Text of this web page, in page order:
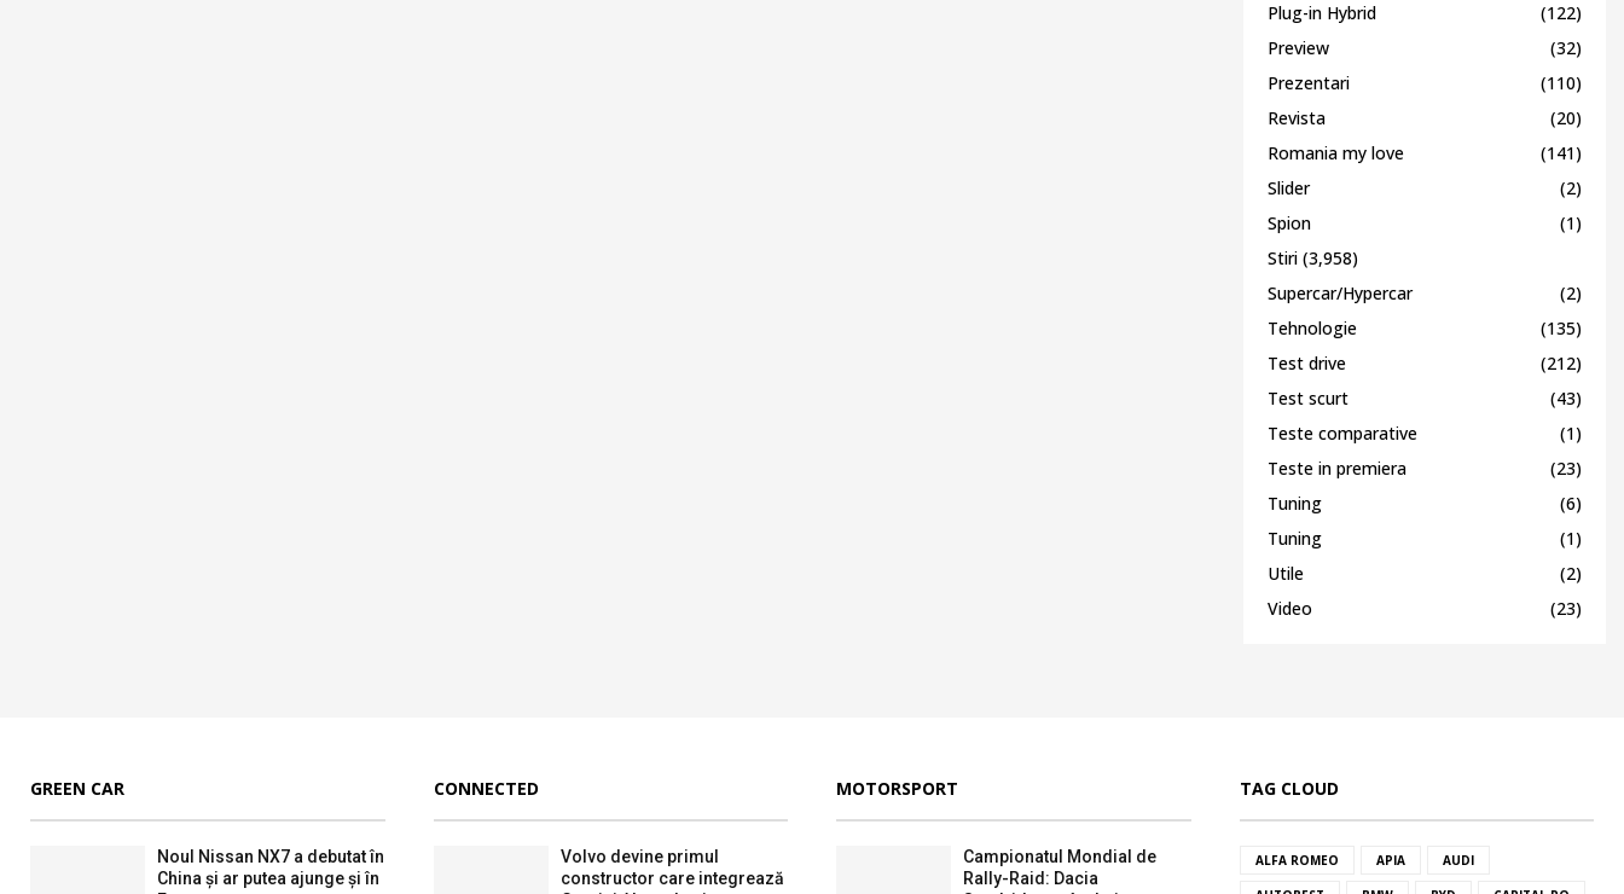
Plug-in Hybrid
(122)
Preview
(32)
Prezentari
(110)
Revista
(20)
Romania my love
(141)
Slider
(2)
Spion
(1)
Stiri (3,958)
Supercar/Hypercar
(2)
Tehnologie
(135)
Test drive
(212)
Test scurt
(43)
Teste comparative
(1)
Teste in premiera
(23)
Tuning
(6)
Tuning
(1)
Utile
(2)
Video
(23)
GREEN CAR
Noul Nissan NX7 a debutat în
China și ar putea ajunge și în
CONNECTED
Volvo devine primul
constructor care integrează
MOTORSPORT
Campionatul Mondial de
Rally-Raid: Dacia
TAG CLOUD
ALFA ROMEO APIA AUDI